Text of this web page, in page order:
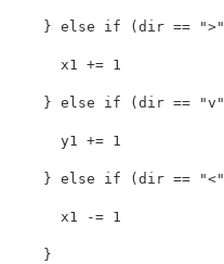
} else if (dir == ">"
x1 += 1
} else if (dir == "v "
y1 += 1
} else if (dir == "<"
x1 -= 1
}